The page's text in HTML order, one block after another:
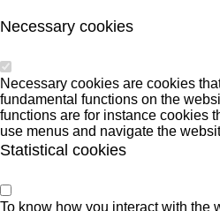
Necessary cookies
Necessary cookies are cookies
fundamental functions on the
functions are for instance cookies
use menus and navigate the
Statistical cookies
To know how you interact with the